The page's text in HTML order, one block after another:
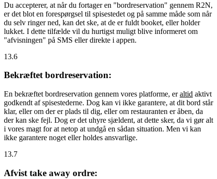
Du accepterer, at når du fortager en "bordreservation" gennem R2N,
er det blot en forespørgsel til spisestedet og på samme måde som når
du selv ringer ned, kan det ske, at de er fuldt booket, eller holder
lukket. I dette tilfælde vil du hurtigst muligt blive informeret om
"afvisningen" på SMS eller direkte i appen.
13.6
Bekræftet bordreservation:
En bekræftet bordreservation gennem vores platforme, eraltid aktivt
godkendt af spisestederne. Dog kan vi ikke garantere, at dit bord står
klar, eller om der er plads til dig, eller om restauranten er åben, da
der kan ske fejl. Dog er det uhyre sjældent, at dette sker, da vi gør alt
i vores magt for at netop at undgå en sådan situation. Men vi kan
ikke garantere noget eller holdes ansvarlige.
13.7
Afvist take away ordre: